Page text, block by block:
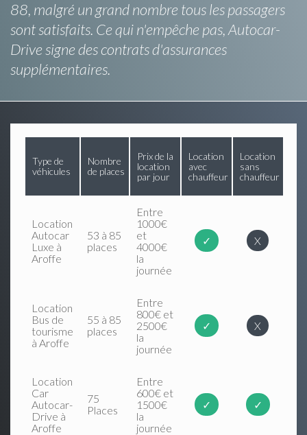
88, malgré un grand nombre tous les passagers
sont satisfaits. Ce qui n'empêche pas, Autocar-
Drive signe des contrats d'assurances
supplémentaires.
Type de
véhicules
Nombre
de places
Prix de la
location
par jour
Location
avec
chauffeur
Location
sans
chauffeur
Location
Autocar
Luxe à
Aroffe
53 à 85
places
Entre
1000€
et
4000€
la
journée
✓ X
Location
Bus de
tourisme
à Aroffe
55 à 85
places
Entre
800€ et
2500€
la
journée
✓ X
Location
Car
Autocar-
Drive à
Aroffe
75
Places
Entre
600€ et
1500€
la
journée
✓ ✓